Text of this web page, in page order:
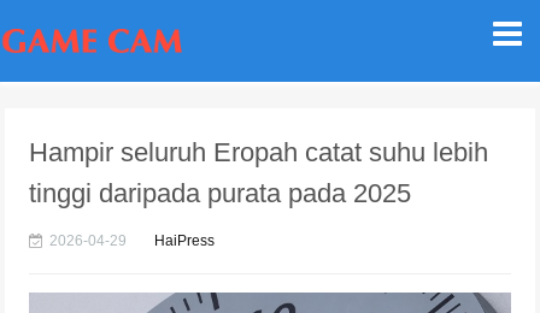
Hampir seluruh Eropah catat suhu lebih
tinggi daripada purata pada 2025
2026-04-29 HaiPress